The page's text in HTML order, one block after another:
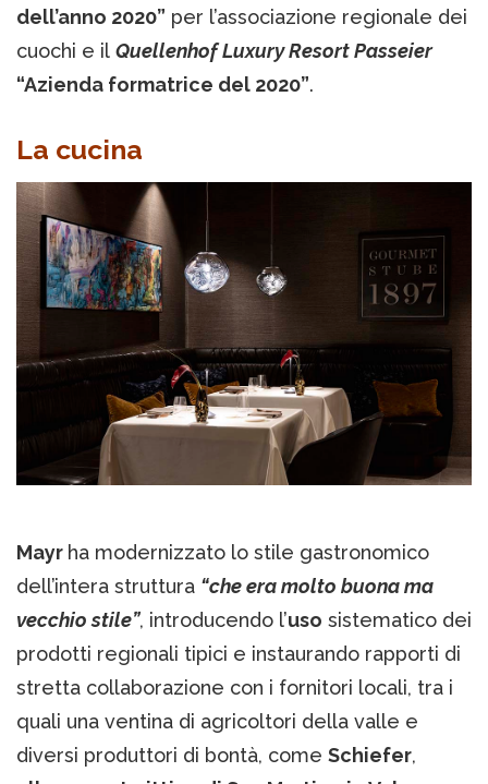
dell’anno 2020” per l’associazione regionale dei
cuochi e il Quellenhof Luxury Resort Passeier
“Azienda formatrice del 2020”.
La cucina
Mayr ha modernizzato lo stile gastronomico
dell’intera struttura “che era molto buona ma
vecchio stile”, introducendo l’uso sistematico dei
prodotti regionali tipici e instaurando rapporti di
stretta collaborazione con i fornitori locali, tra i
quali una ventina di agricoltori della valle e
diversi produttori di bontà, come Schiefer,